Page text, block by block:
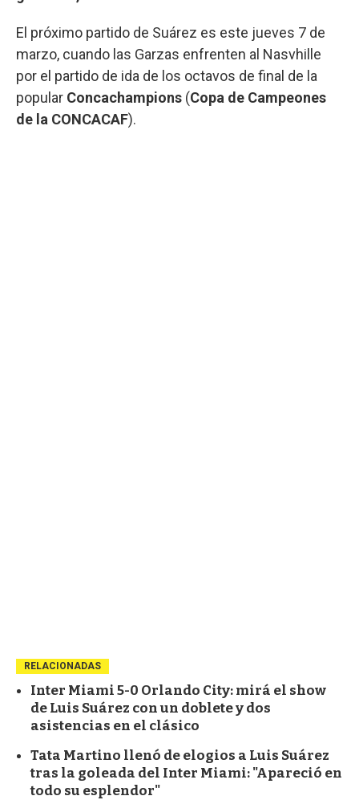
El próximo partido de Suárez es este jueves 7 de
marzo, cuando las Garzas enfrenten al Nasvhille
por el partido de ida de los octavos de final de la
popular Concachampions (Copa de Campeones
de la CONCACAF).
RELACIONADAS
Inter Miami 5-0 Orlando City: mirá el show
de Luis Suárez con un doblete y dos
asistencias en el clásico
Tata Martino llenó de elogios a Luis Suárez
tras la goleada del Inter Miami: "Apareció en
todo su esplendor"